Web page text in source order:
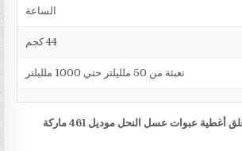
الساعة
44 كجم
تعبئة من 50 ملليلتر حتي 1000 ملليلتر
المرحلة الثانية: ماكينة غلق أغطية عبوات عسل النحل موديل 461 ماركة